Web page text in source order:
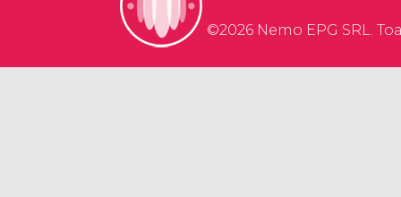
©2026 Nemo EPG SRL.